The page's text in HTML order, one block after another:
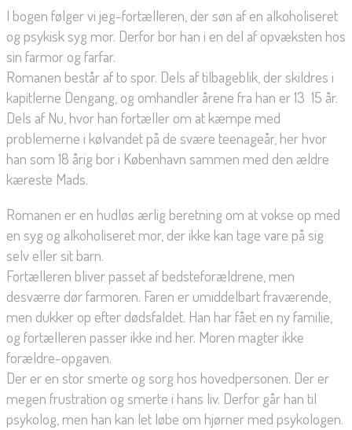
I bogen følger vi jeg-fortælleren, der søn af en alkoholiseret
og psykisk syg mor. Derfor bor han i en del af opvæksten hos
sin farmor og farfar.
Romanen består af to spor. Dels af tilbageblik, der skildres i
kapitlerne Dengang, og omhandler årene fra han er 13  15 år.
Dels af Nu, hvor han fortæller om at kæmpe med
problemerne i kølvandet på de svære teenageår, her hvor
han som 18 årig bor i København sammen med den ældre
kæreste Mads.
Romanen er en hudløs ærlig beretning om at vokse op med
en syg og alkoholiseret mor, der ikke kan tage vare på sig
selv eller sit barn.
Fortælleren bliver passet af bedsteforældrene, men
desværre dør farmoren. Faren er umiddelbart fraværende,
men dukker op efter dødsfaldet. Han har fået en ny familie,
og fortælleren passer ikke ind her. Moren magter ikke
forældre-opgaven.
Der er en stor smerte og sorg hos hovedpersonen. Der er
megen frustration og smerte i hans liv. Derfor går han til
psykolog, men han kan let løbe om hjørner med psykologen.